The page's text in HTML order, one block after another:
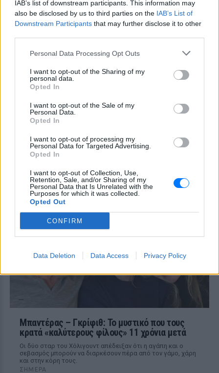
IAB’s list of downstream participants. This information may
also be disclosed by us to third parties on the IAB’s List of
Downstream Participants that may further disclose it to other
Personal Data Processing Opt Outs
I want to opt-out of the Sharing of my
personal data.
Opted In
I want to opt-out of the Sale of my
Personal Data.
Opted In
I want to opt-out of processing my
Personal Data for Targeted Advertising.
Opted In
I want to opt-out of Collection, Use,
Retention, Sale, and/or Sharing of my
Personal Data that Is Unrelated with the
Purposes for which it was collected.
Opted Out
CONFIRM
Data Deletion Data Access Privacy Policy
παραλία μέσα από Instagram stories,
ποζάροντας μέσα στο νερό με τα αγόρια
της
Charlize Theron: Η «Καλυψώ»
κλείνει τα 51 ‑ H ζωή και ο
ρόλος που άλλαξε τα πάντα για
εκείνη
μυθική Καλυψώ στην «Οδύσσεια» του
Νόλαν - η Νοτιοαφρικανή σταρ γιορτάζει
51 χρόνια ζωής και μια καριέρα χωρίς
Λαγοκέφαλος στη θάλασσα: Τι
πρέπει να κάνετε αν τον δείτε ‑
Βερνίκου
ΣΉΜΕΡΑ
Η Μαρίνα Βερνίκου εξηγεί τι οφείλουν να
αντιμέτωποι με το ψάρι που έχει γίνει το
Μπαντέρας – Γκρίφιθ: Το μυστικό που τους
κρατά «καλύτερους φίλους» 11 χρόνια μετά
Οι δύο σταρ του Χόλιγουντ απέδειξαν ότι η αγάπη και ο
σεβασμός μπορούν να διαρκέσουν πέρα από τον γάμο, χάρη
και στην κόρη τους.
ΣΉΜΕΡΑ